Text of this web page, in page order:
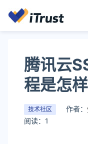
腾讯云
程是怎样
技术社区 作者：
阅读：1